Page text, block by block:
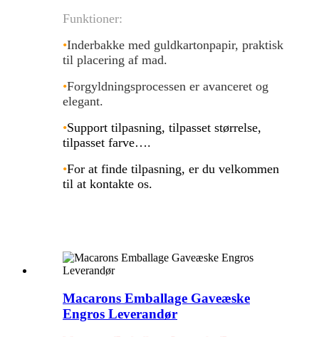
Funktioner:
•Inderbakke med guldkartonpapir, praktisk
til placering af mad.
•Forgyldningsprocessen er avanceret og
elegant.
•Support tilpasning, tilpasset størrelse,
tilpasset farve….
•For at finde tilpasning, er du velkommen
til at kontakte os.
Macarons Emballage Gaveæske
Engros Leverandør